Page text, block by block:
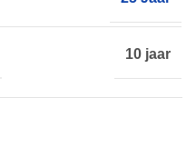
10 jaar